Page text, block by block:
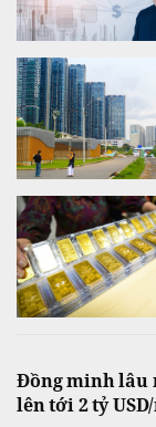
Đồng minh lâu
lên tới 2 tỷ